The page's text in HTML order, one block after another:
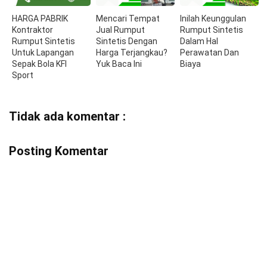
HARGA PABRIK
Kontraktor
Rumput Sintetis
Untuk Lapangan
Sepak Bola KFI
Sport
Mencari Tempat
Jual Rumput
Sintetis Dengan
Harga Terjangkau?
Yuk Baca Ini
Inilah Keunggulan
Rumput Sintetis
Dalam Hal
Perawatan Dan
Biaya
Tidak ada komentar :
Posting Komentar